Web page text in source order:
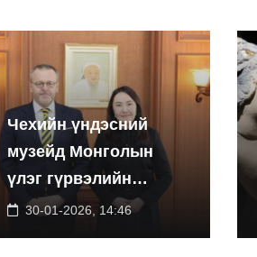
Чехийн үндэсний
музейд Монголын
үлэг гүрвэлийн
үзэсгэлэнг дэлгэнэ
30-01-2026, 14:46